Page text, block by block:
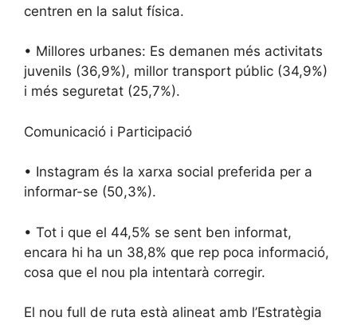
centren en la salut física.
• Millores urbanes: Es demanen més activitats
juvenils (36,9%), millor transport públic (34,9%)
i més seguretat (25,7%).
Comunicació i Participació
• Instagram és la xarxa social preferida per a
informar-se (50,3%).
• Tot i que el 44,5% se sent ben informat,
encara hi ha un 38,8% que rep poca informació,
cosa que el nou pla intentarà corregir.
El nou full de ruta està alineat amb l’Estratègia